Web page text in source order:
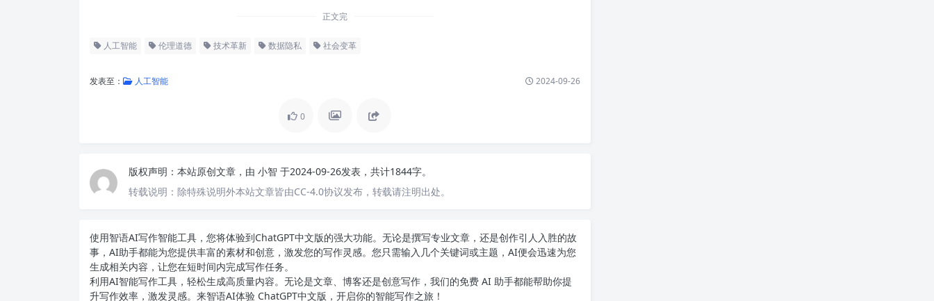
正文完
人工智能 伦理道德 技术革新 数据隐私 社会变革
发表至： 人工智能 2024-09-26
0
版权声明： 本站原创文章，由 小智 于2024-09-26发表，共计1844字。
转载说明： 除特殊说明外本站文章皆由CC-4.0协议发布，转载请注明出处。
使用智语AI写作智能工具，您将体验到ChatGPT中文版的强大功能。无论是撰写专业文章，还是创作引人入胜的故
事，AI助手都能为您提供丰富的素材和创意，激发您的写作灵感。您只需输入几个关键词或主题，AI便会迅速为您
生成相关内容，让您在短时间内完成写作任务。
利用AI智能写作工具，轻松生成高质量内容。无论是文章、博客还是创意写作，我们的免费 AI 助手都能帮助你提
升写作效率，激发灵感。来智语AI体验 ChatGPT中文版 ，开启你的智能写作之旅！